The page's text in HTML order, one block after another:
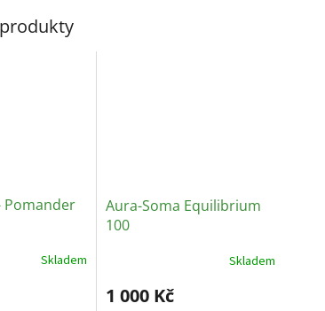
Pomander
Skladem
Aura-Soma Equilibrium
100
produktu
Skladem
1 000 Kč